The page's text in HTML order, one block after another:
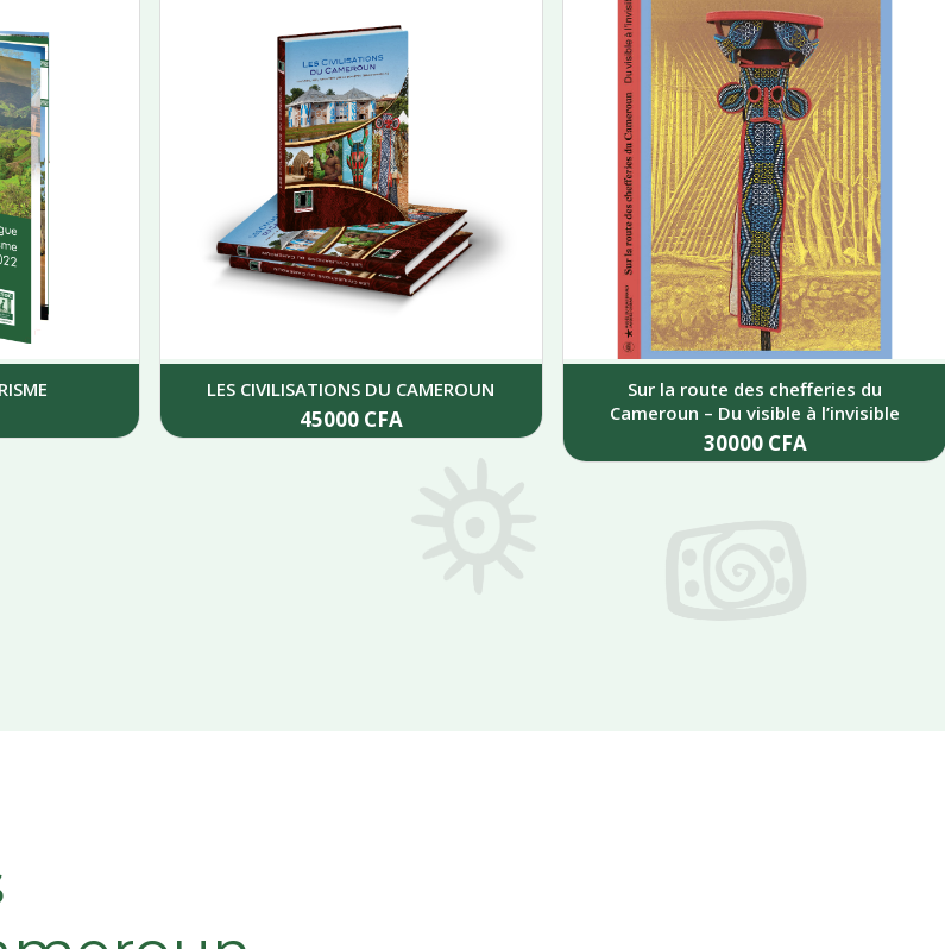
LES CIVILISATIONS DU CAMEROUN
45000 CFA
Sur la route des chefferies du
Cameroun – Du visible à l’invisible
30000 CFA